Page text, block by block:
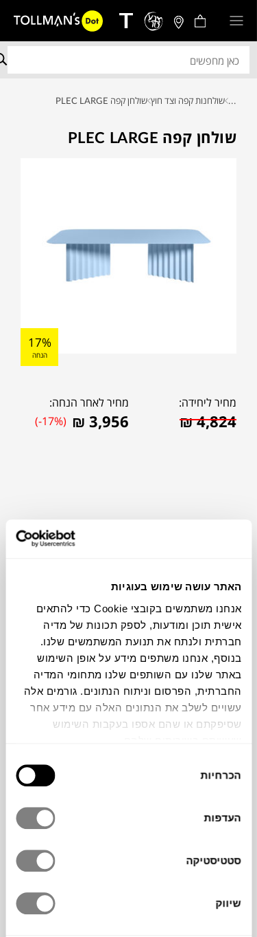
האתר עושה שימוש בעוגיות
אנחנו משתמשים בקובצי Cookie כדי להתאים
אישית תוכן ומודעות, לספק תכונות של מדיה
חברתית ולנתח את תנועת המשתמשים שלנו.
בנוסף, אנחנו משתפים מידע על אופן השימוש
באתר שלנו עם השותפים שלנו מתחומי המדיה
החברתית, הפרסום וניתוח הנתונים. גורמים אלה
עשויים לשלב את הנתונים האלה עם מידע אחר
שסיפקתם או שהם אספו בעקבות השימוש
הסכמה
הכרחיות
העדפות
סטטיסטיקה
שיווק
... שולחנות קפה וצד חוץ שולחן קפה PLEC LARGE
שולחן קפה PLEC LARGE
17%
הנחה
מחיר ליחידה:
₪4,824
מחיר לאחר הנחה:
₪ 3,956
(-17%)
להדמיית AI Design
צבעים
BARCELONA
מגיע אלינו היישר מספרד ואוהב
העיצוב שיוצא מהקופסה והגימורים המרשימים
הוא ישתלב בתוך הבית או המשרד שלכם.